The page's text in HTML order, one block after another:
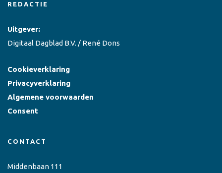
REDACTIE
Uitgever:
Digitaal Dagblad B.V. / René Dons
Cookieverklaring
Privacyverklaring
Algemene voorwaarden
Consent
CONTACT
Middenbaan 111